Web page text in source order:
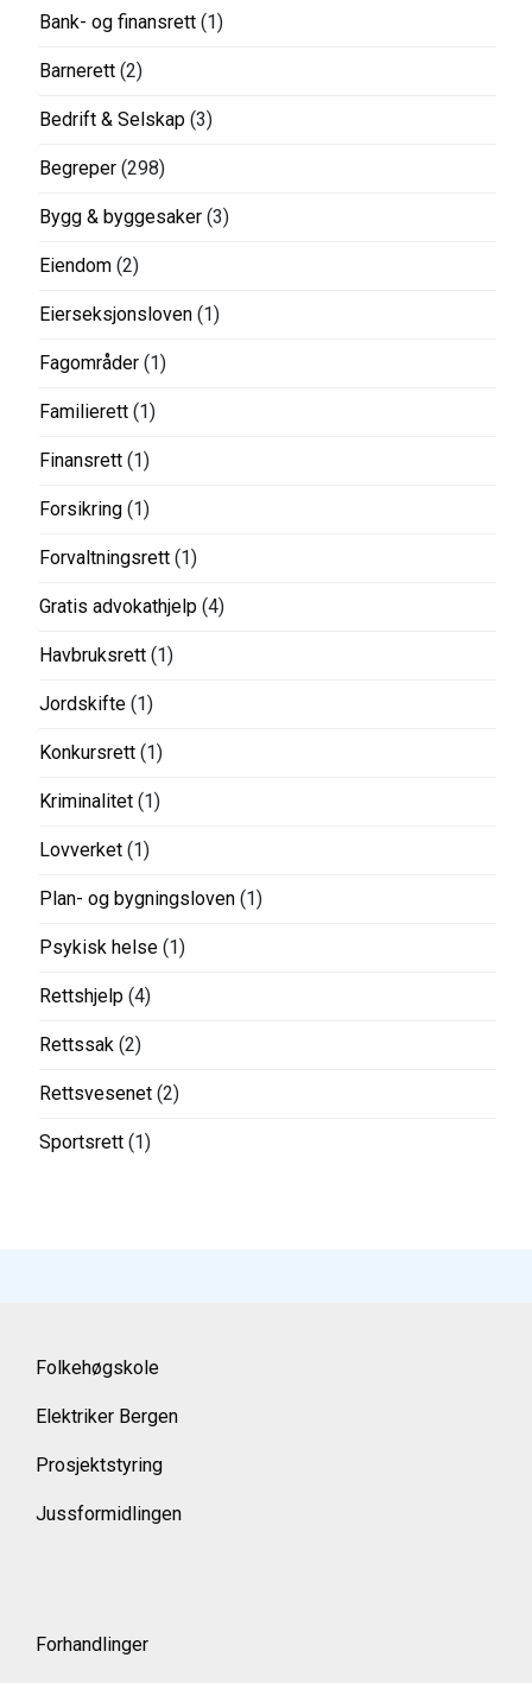
Bank- og finansrett (1)
Barnerett (2)
Bedrift & Selskap (3)
Begreper (298)
Bygg & byggesaker (3)
Eiendom (2)
Eierseksjonsloven (1)
Fagområder (1)
Familierett (1)
Finansrett (1)
Forsikring (1)
Forvaltningsrett (1)
Gratis advokathjelp (4)
Havbruksrett (1)
Jordskifte (1)
Konkursrett (1)
Kriminalitet (1)
Lovverket (1)
Plan- og bygningsloven (1)
Psykisk helse (1)
Rettshjelp (4)
Rettssak (2)
Rettsvesenet (2)
Sportsrett (1)
Folkehøgskole
Elektriker Bergen
Prosjektstyring
Jussformidlingen
Forhandlinger